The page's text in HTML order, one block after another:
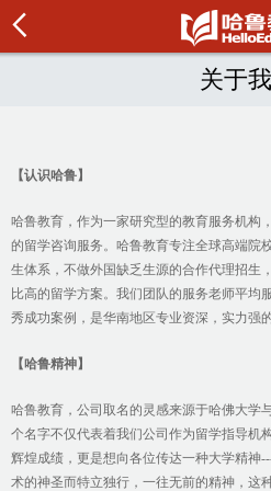
关于
【认识哈鲁】
哈鲁教育，作为一家研究型的教育服务机构
的留学咨询服务。哈鲁教育专注全球高端院
生体系，不做外国缺乏生源的合作代理招生
比高的留学方案。我们团队的服务老师平均
秀成功案例，是华南地区专业资深，实力强
【哈鲁精神】
哈鲁教育，公司取名的灵感来源于哈佛大学
个名字不仅代表着我们公司作为留学指导机
辉煌成绩，更是想向各位传达一种大学精神
术的神圣而特立独行，一往无前的精神，这